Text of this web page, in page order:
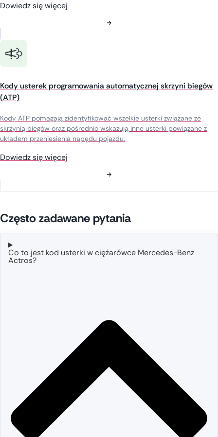
Dowiedz się więcej
Kody usterek programowania automatycznej skrzyni biegów
(ATP)
Kody ATP pomagają zidentyfikować wszelkie usterki związane ze
skrzynią biegów oraz pośrednio wskazują inne usterki powiązane z
układem przeniesienia napędu pojazdu.
Dowiedz się więcej
Często zadawane pytania
Co to jest kod usterki w ciężarówce Mercedes-Benz
Actros?